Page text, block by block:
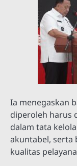
Ia menegaskan
diperoleh harus
dalam tata
akuntabel, serta
kualitas